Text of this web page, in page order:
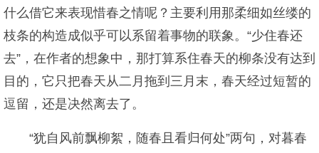
什么借它来表现惜春之情呢？主要利用那柔细如丝缕的
枝条的构造成似乎可以系留着事物的联象。“少住春还
去”，在作者的想象中，那打算系住春天的柳条没有达到
目的，它只把春天从二月拖到三月末，春天经过短暂的
逗留，还是决然离去了。
“犹自风前飘柳絮，随春且看归何处”两句，对暮春